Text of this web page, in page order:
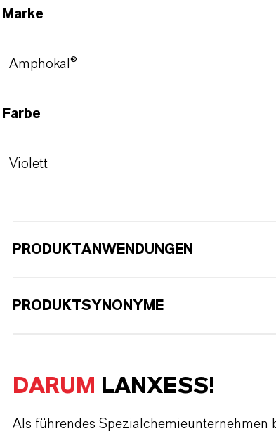
Marke
Amphokal®
Farbe
Violett
PRODUKTANWENDUNGEN
PRODUKTSYNONYME
DARUM LANXESS!
Als führendes